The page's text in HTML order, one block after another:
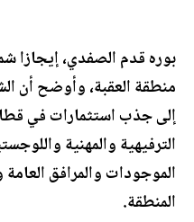
بوره قدم الصفدي، إيجازا
منطقة العقبة، وأوضح أن
إلى جذب استثمارات في
الترفيهية والمهنية
الموجودات والمرافق
المنطقة.